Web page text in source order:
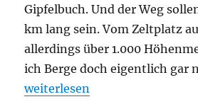
Gipfelbuch. Und der Weg
km lang sein. Vom Zeltplatz
allerdings über 1.000
ich Berge doch eigentlich gar
„Die Besteigung des Súlur“
weiterlesen